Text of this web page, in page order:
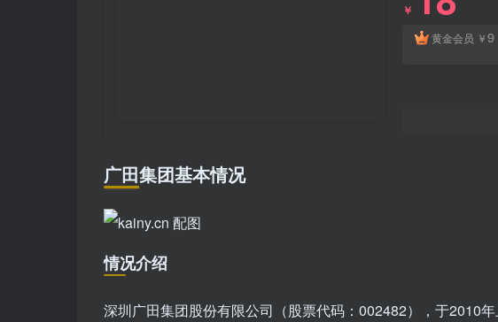
￥
黄金会员 ￥9
广田集团基本情况
情况介绍
深圳广田集团股份有限公司（股票代码：002482），于2010